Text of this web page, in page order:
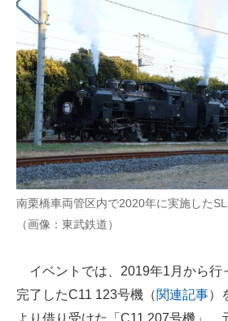
進化するPCとデバイスの未来
好きが集まる 比べて選べる
ビジネスと働き方のヒント
AI活用のいまが分かる
企業ITのトレンドを詳説
経営リーダーのコミュニティ
マーケ×ITの今がよく分かる
企業向けIT製品の総合サイト
南栗橋車両管区内で2020年に実施した
（画像：東武鉄道）
イベントでは、2019年1月から行
完了したC11 123号機（関連記事）